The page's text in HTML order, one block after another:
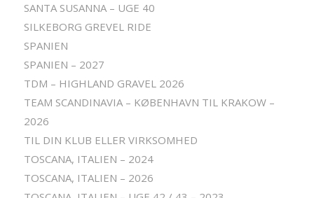
SANTA SUSANNA – UGE 40
SILKEBORG GREVEL RIDE
SPANIEN
SPANIEN – 2027
TDM – HIGHLAND GRAVEL 2026
TEAM SCANDINAVIA – KØBENHAVN TIL KRAKOW –
2026
TIL DIN KLUB ELLER VIRKSOMHED
TOSCANA, ITALIEN – 2024
TOSCANA, ITALIEN – 2026